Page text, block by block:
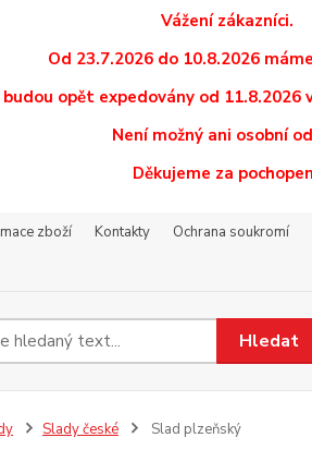
Vážení zákazníci.
Od 23.7.2026 do 10.8.2026
opět expedovány od
Není možný ani osobní
Děkujeme za
zboží Kontakty Ochrana soukromí
Hledat
Slady české Slad plzeňský